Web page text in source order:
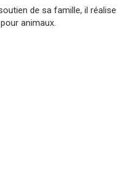
de sa famille, il réalise
animaux.